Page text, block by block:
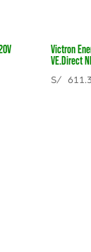
Victron
VE.Direct
S/